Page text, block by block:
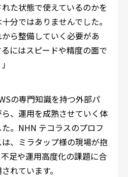
た状態で使えているのかを
分ではありませんでした。
ら整備していく必要があ
にはスピードや精度の面で
の専門知識を持つ外部パ
、運用を成熟させていく体
。NHN テコラスのプロフ
、ミラタップ様の現場が抱
足や運用高度化の課題に合
れています。